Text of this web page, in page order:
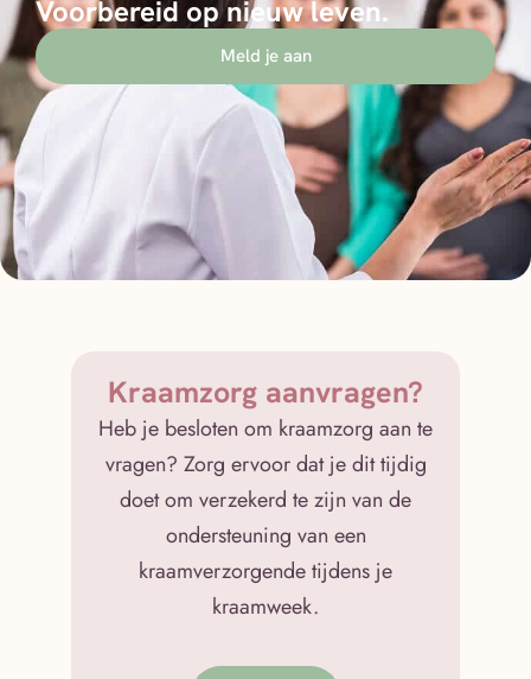
Voorbereid op nieuw leven.
Meld je aan
Kraamzorg aanvragen?
Heb je besloten om kraamzorg aan te
vragen? Zorg ervoor dat je dit tijdig
doet om verzekerd te zijn van de
ondersteuning van een
kraamverzorgende tijdens je
kraamweek.